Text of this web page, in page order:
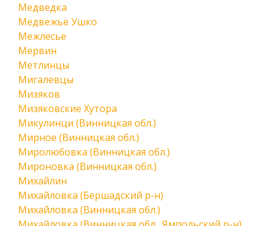
Медведка
Медвежье Ушко
Межлесье
Мервин
Метлинцы
Мигалевцы
Мизяков
Мизяковские Хутора
Микулинци (Винницкая обл.)
Мирное (Винницкая обл.)
Миролюбовка (Винницкая обл.)
Мироновка (Винницкая обл.)
Михайлин
Михайловка (Бершадский р-н)
Михайловка (Винницкая обл.)